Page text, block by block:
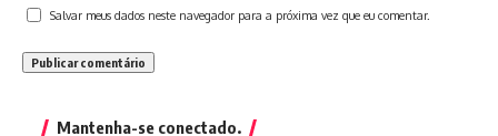
Salvar meus dados neste navegador para a próxima vez que eu comentar.
Mantenha-se conectado.